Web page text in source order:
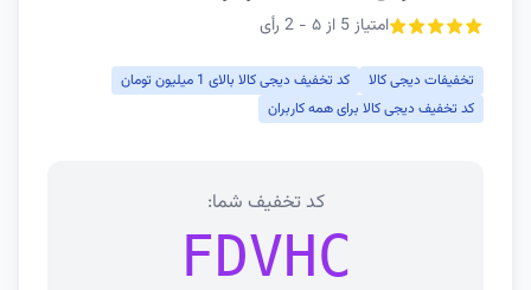
امتیاز 5 از ۵ - 2 رأی
تخفیفات دیجی کالا
کد تخفیف دیجی کالا بالای 1 میلیون تومان
کد تخفیف دیجی کالا برای همه کاربران
کد تخفیف شما:
FDVHC